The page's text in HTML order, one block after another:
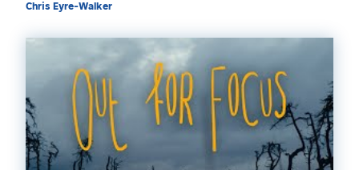
Chris Eyre-Walker